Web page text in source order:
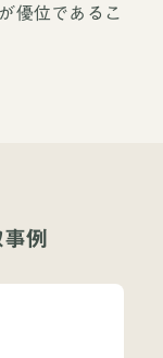
優位であるこ
例